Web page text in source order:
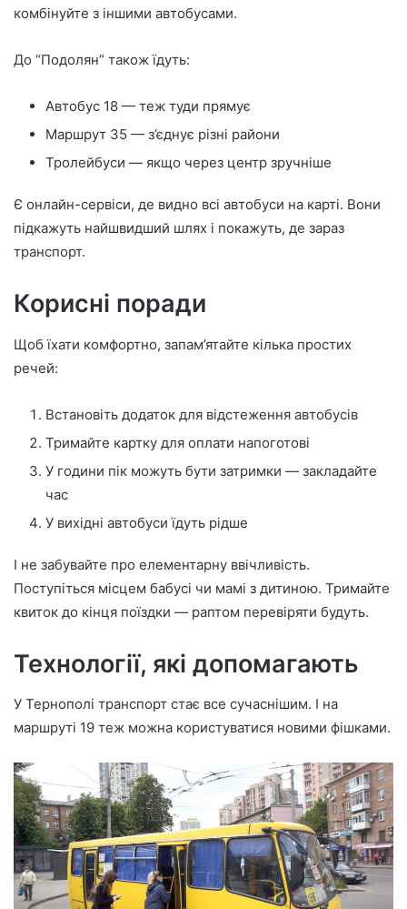
комбінуйте з іншими автобусами.
До “Подолян” також їдуть:
Автобус 18 — теж туди прямує
Маршрут 35 — з’єднує різні райони
Тролейбуси — якщо через центр зручніше
Є онлайн-сервіси, де видно всі автобуси на карті. Вони
підкажуть найшвидший шлях і покажуть, де зараз
транспорт.
Корисні поради
Щоб їхати комфортно, запам’ятайте кілька простих
речей:
Встановіть додаток для відстеження автобусів
Тримайте картку для оплати напоготові
У години пік можуть бути затримки — закладайте
час
У вихідні автобуси їдуть рідше
І не забувайте про елементарну ввічливість.
Поступіться місцем бабусі чи мамі з дитиною. Тримайте
квиток до кінця поїздки — раптом перевіряти будуть.
Технології, які допомагають
У Тернополі транспорт стає все сучаснішим. І на
маршруті 19 теж можна користуватися новими фішками.